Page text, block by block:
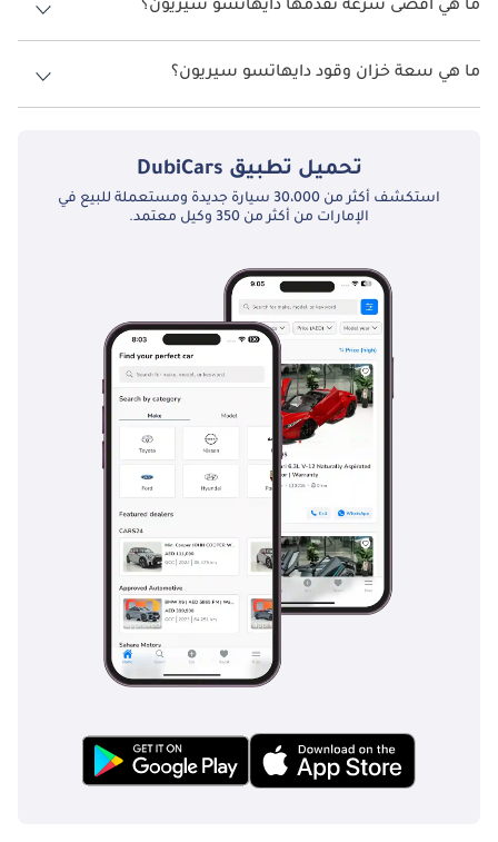
المنافسين
في قطاع السوق التنافسي ، تتنافس دايهاتسو سيريون مع السيارات
ما هي أقصى سرعة تقدمها دايهاتسو سيريون؟
السرعة القصوى دايهاتسو سيريون هي TBD.
ما هي سعة خزان وقود دايهاتسو سيريون؟
تبلغ سعة خزان الوقود في دايهاتسو سيريون TBD.
تحميل تطبيق DubiCars
استكشف أكثر من 30،000 سيارة جديدة ومستعملة للبيع في
الإمارات من أكثر من 350 وكيل معتمد.